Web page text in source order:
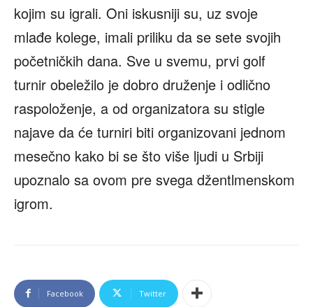
kojim su igrali. Oni iskusniji su, uz svoje
mlađe kolege, imali priliku da se sete svojih
početničkih dana. Sve u svemu, prvi golf
turnir obeležilo je dobro druženje i odlično
raspoloženje, a od organizatora su stigle
najave da će turniri biti organizovani jednom
mesečno kako bi se što više ljudi u Srbiji
upoznalo sa ovom pre svega džentlmenskom
igrom.
Facebook Twitter